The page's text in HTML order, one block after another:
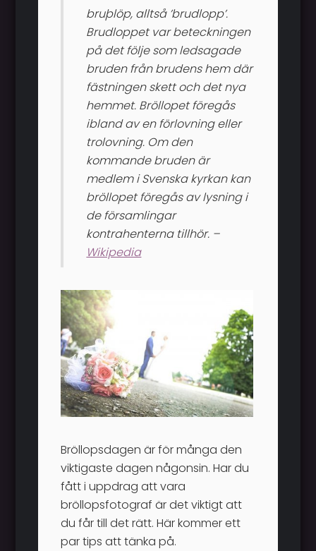
bruþlöp, alltså ’brudlopp’.
Brudloppet var beteckningen
på det följe som ledsagade
bruden från brudens hem där
fästningen skett och det nya
hemmet. Bröllopet föregås
ibland av en förlovning eller
trolovning. Om den
kommande bruden är
medlem i Svenska kyrkan kan
bröllopet föregås av lysning i
de församlingar
kontrahenterna tillhör. –
Wikipedia
Bröllopsdagen är för många den
viktigaste dagen någonsin. Har du
fått i uppdrag att vara
bröllopsfotograf är det viktigt att
du får till det rätt. Här kommer ett
par tips att tänka på.